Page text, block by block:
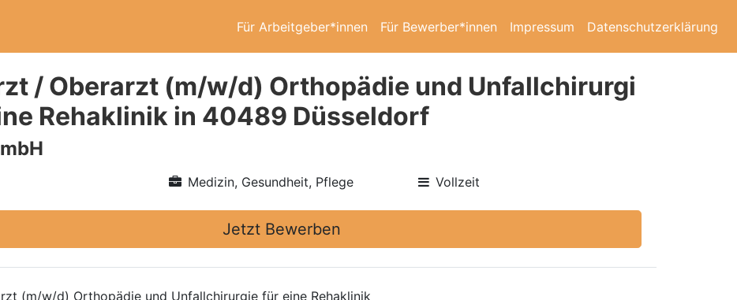
Für Arbeitgeber*innen Für Bewerber*innen Impressum Datenschutzerklärung
/ Oberarzt (m/w/d) Orthopädie und Unfallchirurgi
Rehaklinik in 40489 Düsseldorf
Medizin, Gesundheit, Pflege Vollzeit
Jetzt Bewerben
(m/w/d) Orthopädie und Unfallchirurgie für eine Rehaklinik